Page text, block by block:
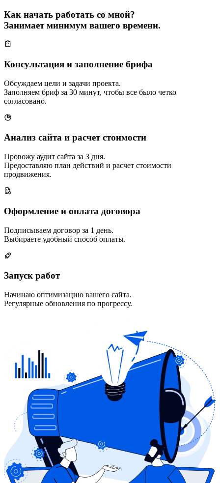
Как начать работать со мной?
Занимает минимум вашего времени.
Консультация и заполнение брифа
Обсуждаем цели и задачи проекта.
Заполняем бриф за 30 минут, чтобы все было четко
согласовано.
Анализ сайта и расчет стоимости
Провожу аудит сайта за 3 дня.
Предоставляю план действий и расчет стоимости
продвижения.
Оформление и оплата договора
Подписываем договор за 1 день.
Выбираете удобный способ оплаты.
Запуск работ
Начинаю оптимизацию вашего сайта.
Регулярные обновления по прогрессу.